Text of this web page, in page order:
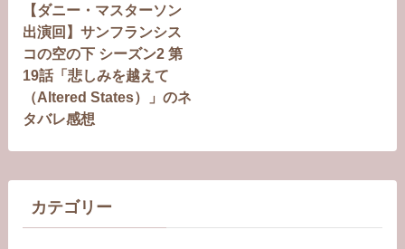
【ダニー・マスターソン
出演回】サンフランシス
コの空の下 シーズン2 第
19話「悲しみを越えて
（Altered States）」のネ
タバレ感想
カテゴリー